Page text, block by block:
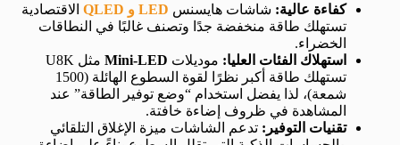
كفاءة عالية: شاشات هايسنس LED و QLED
الاقتصادية
تستهلك طاقة منخفضة جدًا وتصنف غالبًا في النطاقات
الخضراء.
استهلاك الفئات العليا: موديلات Mini-LED
مثل U8K
تستهلك طاقة أكبر نظرًا لقوة السطوع الهائلة (1500
شمعة)، لذا يفضل استخدام “وضع توفير الطاقة” عند
المشاهدة في ظروف إضاءة خافتة.
تقنيات التوفير: تدعم الشاشات ميزة الإغلاق التلقائي